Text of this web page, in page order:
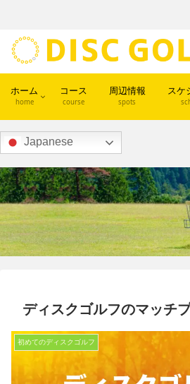
ホーム
home
コース
course
周辺情報
spots
スケ
Japanese
ディスクゴルフのマッチ
初めてのディスクゴルフ